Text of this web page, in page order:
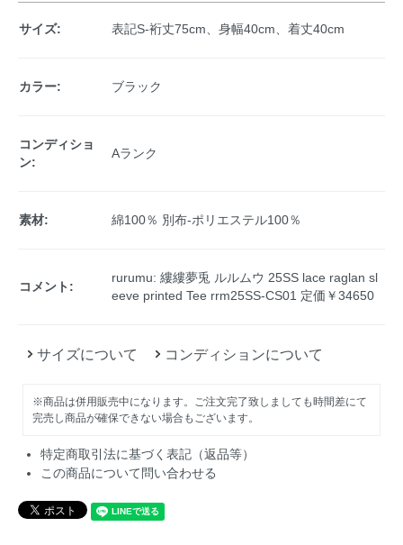
サイズ: 表記S-裄丈75cm、身幅40cm、着丈40cm
カラー: ブラック
コンディショ
ン:
Aランク
素材: 綿100％ 別布-ポリエステル100％
コメント:
rurumu: 縷縷夢兎 ルルムウ 25SS lace raglan sl
eeve printed Tee rrm25SS-CS01 定価￥34650
サイズについて コンディションについて
※商品は併用販売中になります。ご注文完了致しましても時間差にて
完売し商品が確保できない場合もございます。
特定商取引法に基づく表記（返品等）
この商品について問い合わせる